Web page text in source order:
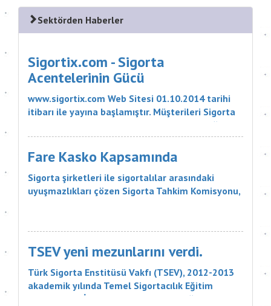
Sektörden Haberler
Sigortix.com - Sigorta
Acentelerinin Gücü
www.sigortix.com Web Sitesi 01.10.2014 tarihi
itibarı ile yayına başlamıştır. Müşterileri Sigorta
Acentelerini neden tercih etmeleri gerektiği
konusunda bilgilendiren ve Sitedeki Üye Sigorta
Acentelerine müşteri yö...
Fare Kasko Kapsamında
Sigorta şirketleri ile sigortalılar arasındaki
uyuşmazlıkları çözen Sigorta Tahkim Komisyonu,
liralık tazminatı ödemesine karar verdi. Sigorta
Tahkim Komisyonu M...
TSEV yeni mezunlarını verdi.
Türk Sigorta Enstitüsü Vakfı (TSEV), 2012-2013
akademik yılında Temel Sigortacılık Eğitim
Programı ve İleri Düzey Sigortacılık Eğitim